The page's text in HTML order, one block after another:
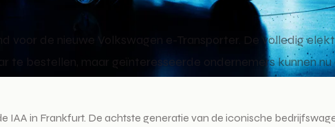
voor de nieuwe Volkswagen e-Transporter. De volledig
bestellen, maar geïnteresseerde ondernemers kunnen nu
IAA in Frankfurt. De achtste generatie van de iconische